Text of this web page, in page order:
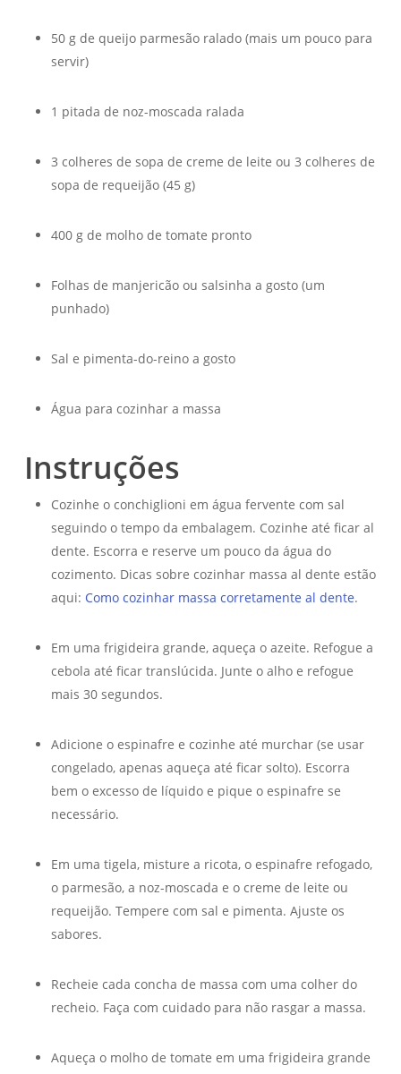
50 g de queijo parmesão ralado (mais um pouco para
servir)
1 pitada de noz-moscada ralada
3 colheres de sopa de creme de leite ou 3 colheres de
sopa de requeijão (45 g)
400 g de molho de tomate pronto
Folhas de manjericão ou salsinha a gosto (um
punhado)
Sal e pimenta-do-reino a gosto
Água para cozinhar a massa
Instruções
Cozinhe o conchiglioni em água fervente com sal
seguindo o tempo da embalagem. Cozinhe até ficar al
dente. Escorra e reserve um pouco da água do
cozimento. Dicas sobre cozinhar massa al dente estão
aqui: Como cozinhar massa corretamente al dente.
Em uma frigideira grande, aqueça o azeite. Refogue a
cebola até ficar translúcida. Junte o alho e refogue
mais 30 segundos.
Adicione o espinafre e cozinhe até murchar (se usar
congelado, apenas aqueça até ficar solto). Escorra
bem o excesso de líquido e pique o espinafre se
necessário.
Em uma tigela, misture a ricota, o espinafre refogado,
o parmesão, a noz-moscada e o creme de leite ou
requeijão. Tempere com sal e pimenta. Ajuste os
sabores.
Recheie cada concha de massa com uma colher do
recheio. Faça com cuidado para não rasgar a massa.
Aqueça o molho de tomate em uma frigideira grande